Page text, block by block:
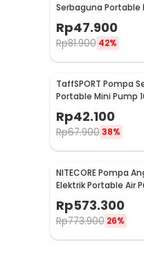
Serbaguna Portable
Rp47.900
Rp81.900 42%
TaffSPORT Pompa
Portable Mini Pump
Rp42.100
Rp67.900 38%
NITECORE Pompa
Elektrik Portable Air
Carbon Fiber 2.7 kPa -
AP05C
Rp573.300
Rp773.900 26%